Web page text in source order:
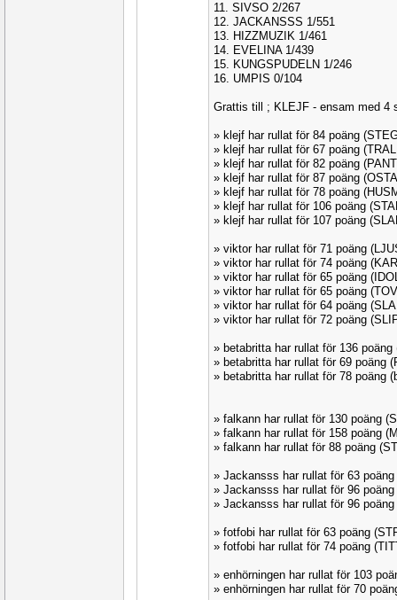
11. SIVSO 2/267
12. JACKANSSS 1/551
13. HIZZMUZIK 1/461
14. EVELINA 1/439
15. KUNGSPUDELN 1/246
16. UMPIS 0/104
Grattis till ; KLEJF - ensam med 4
» klejf har rullat för 84 poäng
» klejf har rullat för 67 poäng
» klejf har rullat för 82 poäng
» klejf har rullat för 87 poäng
» klejf har rullat för 78 poäng
» klejf har rullat för 106 poäng
» klejf har rullat för 107 poäng
» viktor har rullat för 71 poäng
» viktor har rullat för 74 poäng
» viktor har rullat för 65 poäng
» viktor har rullat för 65 poäng
» viktor har rullat för 64 poäng
» viktor har rullat för 72 poäng
» betabritta har rullat för 136 poäng
» betabritta har rullat för 69 poäng
» betabritta har rullat för 78 poäng
» falkann har rullat för 130 poäng
» falkann har rullat för 158 poäng
» falkann har rullat för 88 poäng
» Jackansss har rullat för 63
» Jackansss har rullat för 96
» Jackansss har rullat för 96
» fotfobi har rullat för 63 poäng
» fotfobi har rullat för 74 poäng
» enhörningen har rullat för 103
» enhörningen har rullat för 70